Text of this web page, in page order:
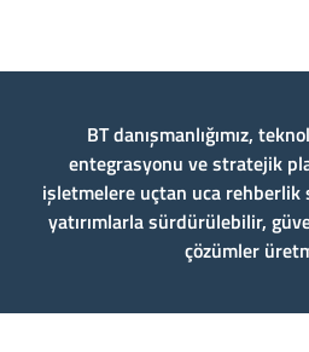
BT danışmanlığımız,
entegrasyonu ve stratejik
işletmelere uçtan uca rehberlik
yatırımlarla sürdürülebilir,
çözümler